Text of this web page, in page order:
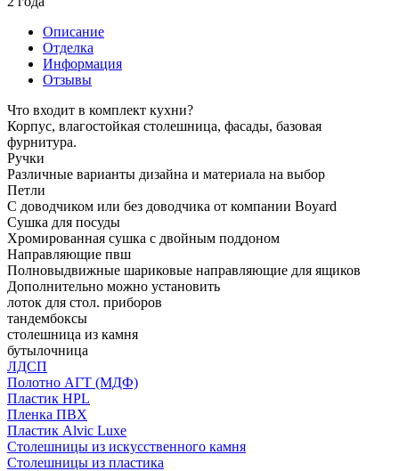
Описание
Отделка
Информация
Отзывы
Что входит в комплект кухни?
Корпус, влагостойкая столешница, фасады, базовая
фурнитура.
Ручки
Различные варианты дизайна и материала на выбор
Петли
С доводчиком или без доводчика от компании Boyard
Сушка для посуды
Хромированная сушка с двойным поддоном
Направляющие пвш
Полновыдвижные шариковые направляющие для ящиков
Дополнительно можно установить
лоток для стол. приборов
тандембоксы
столешница из камня
бутылочница
ЛДСП
Полотно АГТ (МДФ)
Пластик HPL
Пленка ПВХ
Пластик Alvic Luxe
Столешницы из искусственного камня
Столешницы из пластика